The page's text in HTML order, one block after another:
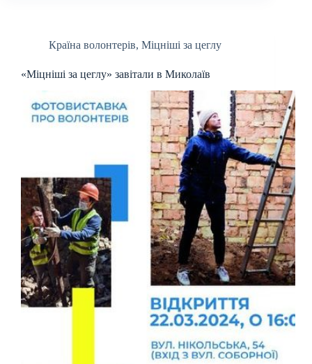
Країна волонтерів, Міцніші за цеглу
«Міцніші за цеглу» завітали в Миколаїв